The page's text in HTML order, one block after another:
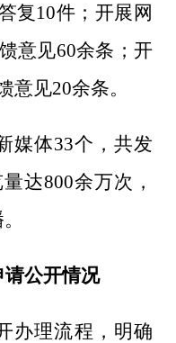
复10件；开展网
意见60余条；开
意见20余条。
媒体33个，共发
量达800余万次，
请公开情况
办理流程，明确